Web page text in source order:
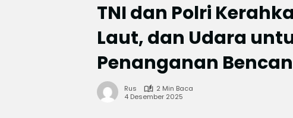
TNI dan Polri
Laut, dan Udara
Penanganan
Rus
2 Min Baca
4 Desember 2025